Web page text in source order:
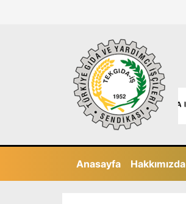
Anasayfa Hakkımızda